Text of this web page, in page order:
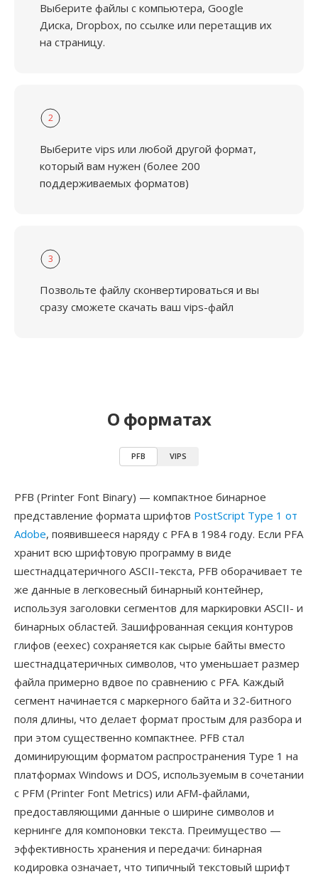
Выберите файлы с компьютера, Google
Диска, Dropbox, по ссылке или перетащив их
на страницу.
2
Выберите vips или любой другой формат,
который вам нужен (более 200
поддерживаемых форматов)
3
Позвольте файлу сконвертироваться и вы
сразу сможете скачать ваш vips-файл
О форматах
PFB VIPS
PFB (Printer Font Binary) — компактное бинарное
представление формата шрифтов PostScript Type 1 от
Adobe, появившееся наряду с PFA в 1984 году. Если PFA
хранит всю шрифтовую программу в виде
шестнадцатеричного ASCII-текста, PFB оборачивает те
же данные в легковесный бинарный контейнер,
используя заголовки сегментов для маркировки ASCII- и
бинарных областей. Зашифрованная секция контуров
глифов (eexec) сохраняется как сырые байты вместо
шестнадцатеричных символов, что уменьшает размер
файла примерно вдвое по сравнению с PFA. Каждый
сегмент начинается с маркерного байта и 32-битного
поля длины, что делает формат простым для разбора и
при этом существенно компактнее. PFB стал
доминирующим форматом распространения Type 1 на
платформах Windows и DOS, используемым в сочетании
с PFM (Printer Font Metrics) или AFM-файлами,
предоставляющими данные о ширине символов и
кернинге для компоновки текста. Преимущество —
эффективность хранения и передачи: бинарная
кодировка означает, что типичный текстовый шрифт